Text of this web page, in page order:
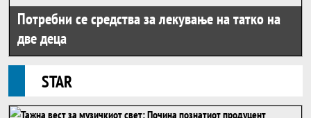
Потребни се средства за лекување на татко на
две деца
STAR